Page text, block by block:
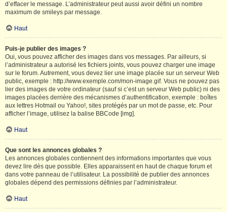
d’effacer le message. L’administrateur peut aussi avoir défini un nombre
maximum de smileys par message.
Haut
Puis-je publier des images ?
Oui, vous pouvez afficher des images dans vos messages. Par ailleurs, si
l’administrateur a autorisé les fichiers joints, vous pouvez charger une image
sur le forum. Autrement, vous devez lier une image placée sur un serveur Web
public, exemple : http://www.exemple.com/mon-image.gif. Vous ne pouvez pas
lier des images de votre ordinateur (sauf si c’est un serveur Web public) ni des
images placées derrière des mécanismes d’authentification, exemple : boîtes
aux lettres Hotmail ou Yahoo!, sites protégés par un mot de passe, etc. Pour
afficher l’image, utilisez la balise BBCode [img].
Haut
Que sont les annonces globales ?
Les annonces globales contiennent des informations importantes que vous
devez lire dès que possible. Elles apparaissent en haut de chaque forum et
dans votre panneau de l’utilisateur. La possibilité de publier des annonces
globales dépend des permissions définies par l’administrateur.
Haut